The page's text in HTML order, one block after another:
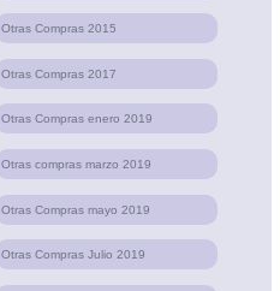
Otras Compras 2015
Otras Compras 2017
Otras Compras enero 2019
Otras compras marzo 2019
Otras Compras mayo 2019
Otras Compras Julio 2019